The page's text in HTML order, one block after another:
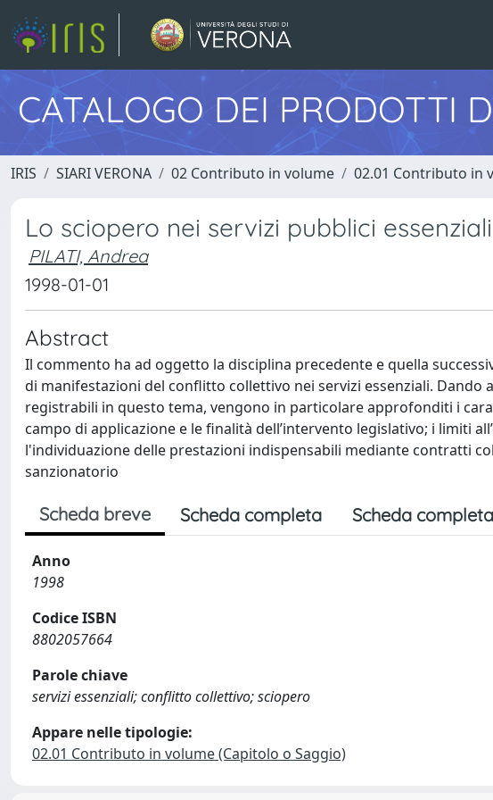
CATALOGO DEI PRODOTTI
IRIS SIARI VERONA 02 Contributo in volume 02.01 Contributo in
Lo sciopero nei servizi pubblici essenziali
PILATI, Andrea
1998-01-01
Abstract
Il commento ha ad oggetto la disciplina precedente e quella
di manifestazioni del conflitto collettivo nei servizi essenziali.
registrabili in questo tema, vengono in particolare approfonditi i
campo di applicazione e le finalità dell’intervento legislativo; i limiti
l'individuazione delle prestazioni indispensabili mediante contratti
sanzionatorio
Scheda breve Scheda completa Scheda
Anno
1998
Codice ISBN
8802057664
Parole chiave
servizi essenziali; conflitto collettivo; sciopero
Appare nelle tipologie:
02.01 Contributo in volume (Capitolo o Saggio)